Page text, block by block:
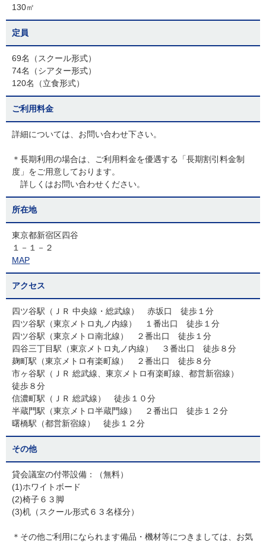
130㎡
定員
69名（スクール形式）
74名（シアター形式）
120名（立食形式）
ご利用料金
詳細については、お問い合わせ下さい。
＊長期利用の場合は、ご利用料金を優遇する「長期割引料金制
度」をご用意しております。
詳しくはお問い合わせください。
所在地
東京都新宿区四谷
１－１－２
MAP
アクセス
四ツ谷駅（ＪＲ 中央線・総武線） 赤坂口 徒歩１分
四ツ谷駅（東京メトロ丸ノ内線） １番出口 徒歩１分
四ツ谷駅（東京メトロ南北線） ２番出口 徒歩１分
四谷三丁目駅（東京メトロ丸ノ内線） ３番出口 徒歩８分
麹町駅（東京メトロ有楽町線） ２番出口 徒歩８分
市ヶ谷駅（ＪＲ 総武線、東京メトロ有楽町線、都営新宿線）
徒歩８分
信濃町駅（ＪＲ 総武線） 徒歩１０分
半蔵門駅（東京メトロ半蔵門線） ２番出口 徒歩１２分
曙橋駅（都営新宿線） 徒歩１２分
その他
貸会議室の付帯設備：（無料）
(1)ホワイトボード
(2)椅子６３脚
(3)机（スクール形式６３名様分）
＊その他ご利用になられます備品・機材等につきましては、お気